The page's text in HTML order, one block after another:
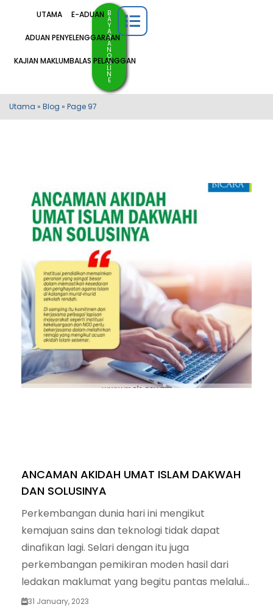
UTAMA E-ADUAN
ADUAN PENYELENGGARAAN
KAJIAN MAKLUMBALAS PELANGGAN
B
A
Y
A
R
A
N
O
N
LI
N
E
Utama » Blog » Page 97
ANCAMAN AKIDAH UMAT ISLAM DAKWAH
DAN SOLUSINYA
Perkembangan dunia hari ini mengikut kemajuan sains dan teknologi tidak dapat dinafikan lagi. Selari dengan itu juga perkembangan pemikiran moden hasil dari ledakan maklumat yang begitu pantas melalui capaian internet, aplikasi media sosial facebook, intagram, whatsapp, telegram dan sebagainya. Kemunculan aliran pemikiran modenisasi, progresif atau liberal yang berasal dari dunia barat mengakibatkan penentangan terhadap agama dan budaya seterusnya memberi ancaman kepada umat Islam. Kekeliruan dalam pengetahuan agama yang berlaku terutamanya dalam perkara yang melibatkan akidah Islam amat membimbangkan. Kemunculan pelbagai fahaman agama yang menyeleweng termasuk ajaran sesat, serta penyebaran fahaman dalam media sosial adalah menjadi ancaman kepada akidah umat Islam di Malaysia. Kepentingan Akidah Akidah bererti ‘kepercayaan’, ‘keyakinan’ atau ‘keimanan’ yang mantap dan tidak mudah dipengaruhi oleh mana-manapun sama ada dari dalam atau dari luar diri seseorang. Akidah Islam menjelaskan konsep rukun iman iaitu beriman kepada Allah SWT, Malaikat, Kitab-kitab-Nya, Nabi dan Rasul, Hari Kiamat serta Qada’ dan Qadar. Akidah memainkan peranan yang sangat penting bagi mencapai kesejahteraan di dalam kehidupan. Antara peranannya ialah: Menjadi pegangan hidup setiap individu. Membentuk individu dengan akhlak dan peribadi yang mulia. Menjadi benteng pelindung dari melakukan perbuatan yang tidak diredai oleh Allah SWT. Menghindarkan diri dari pengaruh ajaran sesat. Mendapat rahmat, perlindungan dan kasih sayang dari Allah SWT. Misi nabi Muhammad SAW selama 13 tahun di Makkah adalah untuk menanamkan akidah yang kukuh di kalangan para sahabat. Akidah ini diumpamakan seperti sebuah pohon yang kukuh tegak berdiri, sepertimana firman Allah SWT di dalam Surah Ibrahim ayat 24 dan 25 yang bermaksud: “Tidakkah engkau melihat (wahai Muhammad) bagaimana Allah mengemukakan satu perbandingan, iaitu: kalimah yang baik adalah sebagai sebatang pohon yang baik, yang pangkalnya (akar tunjangnya) tetap teguh, dan cabang pucuknya menjulang ke langit.” “Dia mengeluarkan buahnya pada tiap-tiap masa dengan izin Tuhannya. Dan Allah mengemukakan perbandingan-perbandingan itu untuk manusia, supaya mereka beringat (mendapat pelajaran).” Hasil dari tarbiah ini sahabat-sahabat Nabi S.A.W mengamalkan seluruhnya perintah-perintah Allah S.W.T dan mereka mampu menjaga negara Islam Madinah kerana akidah mereka sudah kuat. Senario Ancaman Pada masakini akidah umat Islam telah diancam dengan pelbagai fahaman dan ajaran daripada individu atau kumpulan tertentu. Secara umumnya terdapat dua bentuk penyebaran sesuatu fahaman atau ideologi iaitu melalui media massa atau elektronik dan pengajaran melalui guru atau penyampai yang dibuat secara langsung. Jika dilihat senario yang berlaku pada hari ini, ilmu pengetahuan begitu mudah diperolehi melalui internet. Kita boleh mengakses apa sahaja bahan ilmiah yang diperlukan namun perlu diingat dakyah atau doktrin yang menyimpang dan mengancam akidah sengaja dibuat oleh individu atau golongan tertentu bagi tujuan mendapatkan sokongan, kepercayaan dan pengikut dalam kalangan masyarakat khususnya yang beragama Islam. Penyebaran ideologi melalui media sosial di Malaysia dalam bentuk fahaman seperti liberalisme, Daesh, Indie dan juga dalam bentuk ajaran seperti Syiah, Kristian dan ajaran sesat Ilmu Makrifat, ajaran Aurad Muhammadiah Al-arqam, dan lain-lain. Fahaman-fahaman atau ajaran-ajaran ini mampu menyebabkan kekeliruan dan menimbulkan tekanan kepada orang awam kerana kesemuanya mendakwa bahawa ajaran mereka sahaja yang benar dan tulen serta relevan pada masakini. Sekiranya pegangan akidah tidak kuat dan kukuh, maka akan mudah terpengaruh dengan dakyah dan ideologi sesat mereka. Antara fahaman yang menjadi ancaman kepada akidah umat Islam adalah seperti berikut: a) Fahaman Liberalisme dan Pluralisme Liberalisme adalah antara fahaman yang menyeru kepada kebebasan, ingin bebas dan terbuka serta tidak terkongkong kepada satu aliran pemikiran, (Kamus Dewan, 2017). Manakala fahaman Pluralisme menganggap semua agama adalah sama benar, atau satu agama boleh benar untuk sesetengah agama yang lain. Kedua-dua fahaman ini tercetus dari negara barat dan mempengaruhi pemikiran masyarakat dan telah menular dalam setiap cabang kehidupan seperti politik, ekonomi dan budaya. Apa yang membimbangkan adalah apabila kedua-dua fahaman liberalisme ini menyelinap masuk dalam diri seseorang yang boleh menjejaskan pegangan agama Islam. Menurut kajian Bahagian Penyelidikan dan Pembangunan Jabatan Agama Islam Selangor pada tahun 2018 di Institusi Islam Selangor, hampir 35% fahaman liberal telah mempengaruhi pemikiran kakitangan awam kerajaan. Antara gerakan-gerakan aktif yang membawa fahaman liberalisme dan pluralisme di Malaysia adalah Sisters in Islam dan kumpulan G25. Pertubuhan ini sangat aktif dengan hantaran-hantaran berkaitan isu hak asasi wanita Islam di laman media sosial seperti Facebook dan Twitter. Selain itu, mereka juga terkenal dalam memberikan sokongan yang kuat kepada golongan Lesbian, gay, bisexual, transgender, queer dan intersex (LGBTQi). Pada 17 Julai 2014, SIS telah difatwakan sesat dan menyeleweng daripada ajaran Islam oleh Jawatankuasa Fatwa Selangor. b) Ajaran Sesat Ajaran Sesat didifinisikan oleh para pengkaji sebagai: “Sebarang ajaran dan amalan yang didukung oleh orang-orang Islam dan juga orang-orang bukan Islam yang mendakwa ajaran dan amalan tersebut berdasarkan kepada ajaran Islam sedangkan pada hakikatnya ajaran dan amalan itu bertentangan dengan al-Qur’an dan al-Sunnah, bercanggah dengan akidah Islam dan berlawanan pula dengan mazhab yang muktabar iaitu mazhab Ahl al-Sunnah wa al-Jama‘ah.” – Jurnal Usuluddin, Bil. 26 (2007). Menurut beberapa kajian, sesiapa yang terbabit dalam kancah ajaran sesat, akidahnya akan terjejas iaitu ia boleh menyebabkan seseorang itu terjerumus dalam kesyirikan, kadang-kadang ia boleh menyebabkan seseorang itu murtad iaitu terkeluar daripada Islam. Beberapa kumpulan fahaman atau ajaran sesat yang dikenalpasti memberi ancaman kepada akidah umat Islam disebabkan pegangan atau anutan mereka telah menyeleweng dari ajaran Islam sebenar seperti ajaran Syiah, HIzbut Tahrir, Millah Abraham, Islam Jemaah dan Al-Arqam. Di antara ciri-ciri yang memberi ancaman adalah seperti berikut: Mempercayai Imam (pemimpin) adalah maksum iaitu terpelihara daripada sebarang dosa; Berpegang kepada fahaman Qadariyyah; Menggabungkan tiga (3) ajaran agama iaitu Islam, Kristian dan Yahudi; Berbaiah dengan pemimpin dan mengaku sebagai Amirul Mukminin yang menjadi sumber hukum; Mengamalkan Aurad Muhamadiah sebagai suatu formula mengenai cara menjalinkan hubungan hati antara para pengikut dan para pemimpin supaya tetap dengan perjuangan di atas dasar ketaatan dan keikhlasan. Kumpulan yang dinyatakan tersebut sangat memberi ancaman kepada akidah umat Islam disebabkan pengaruh mereka dan bergerak dalam jemaah yang ramai. Dakwah dan Solusi Bagi memastikan masyarakat hidup dalam penghayatan Islam yang sebenar maka ancaman-ancaman terhadap akidah perlu diambil tindakan. Tindakan penguatkuasaan undang-undang secara profesional amat diperlukan dan ianya sebagai satu tuntutan sebagaimana yang dinyatakan oleh Allah Swt menerusi firmanNya yang bermaksud: “ Iaitu mereka (umat Islam) yang jika Kami berikan mereka kekuasaan memerintah di bumi nescaya mereka mendirikan sembahyang serta memberi zakat dan mereka menyuruh berbuat kebaikan serta melarang dari melakukan kejahatan dan perkara yang mungkar. Dan (ingatlah) bagi Allah jualah kesudahan segala urusan “. (Surah al Hajj ayat 41) Di dalam Perlembagaan Persekutuan “Perkara 3 (1) – Islam ialah agama bagi Persekutuan, tetapi agama- agama lain boleh diamalkan dengan aman dan damai di mana-mana bahagian Persekutuan”. Ini bermaksud jika ada ancaman terhadap agama Islam maka ianya perlu ditangani dengan segera bagi mengangkat agama Islam sebagai agama bagi persekutuan. Enakmen Kawalan Dan Sekatan Pengembangan Agama Bukan Islam Perkara 11(4) Perlembagaan Persekutuan Negeri Atau Persekutuan Bagi Wilayah-Wilayah Persekutuan telah digubal bagi mengawal atau menyekat pengembangan apa-apa doktrin atau kepercayaan agama bukan Islam di kalangan orang-orang yang menganut agama Islam. Dalam usaha menangani ancaman akidah melalui penyebaran sesuatu fahaman atau ajaran sesat perlu diberi penekanan mengenai beberapa perkara. Pertama dari segi status ajaran itu sendiri sama ada sudah difatwakan atau tidak; kedua, membabitkan usaha pencegahan penyebaran dan penguatkuasaan fatwa mengikut peruntukan undang-undang. Yang ketiga berkaitan dengan usaha pemulihan pengikut ajaran sesat supaya kembali ke pangkal jalan menerusi pemulihan akidah dan kepercayaan. Pewartaan fatwa sesuatu ajaran sesat perlu dibuat bagi menyekat perkembangan dan dakyah ajaran serta mengikat orang Islam dari terlibat dengan sesuatu fahaman atau ajaran yang telah difatwakan. Penguatkuasaan undang-undang mengikut peruntukan Enakmen atau Akta Kesalahan Jenayah Syariah bagi negeri-negeri juga dilaksanakan terhadap mereka yang didapati melanggar fatwa tersebut. Kesalahan-kesalahan yang berkaitan dengan akidah di dalam enakmen seperti pemujaan salah, doktrin palsu dan dakwaan palsu, mempersendakan ayat al-quran atau hadith, menghina atau menyebabkan dipandang hina agama Islam, menghina pihak berkuasa agama, pendapat yang bertentang dengan fatwa, mengajar agama tanpa tauliah dan penerbitan yang bertentangan dengan hukum syarak. Selain dari tindakan penguatkuasaan, usaha dakwah membanteras penyelewengan akidah melalui peningkatan ilmu pengetahuan asas fardhu ain kepada golongan belia di peringkat sekolah rendah dan menengah hendaklah dilakukan . Bahagian Pengurusan Penguatkuasaan Jabatan Agama Islam Selangor juga seharusnya tidak ketinggalan untuk terlibat secara langsung mengadakan program kerohanian kepada remaja dan golongan yang ditahan supaya dakwah sampai kepada sasaran sebenar. Di peringkat p
31 January, 2023